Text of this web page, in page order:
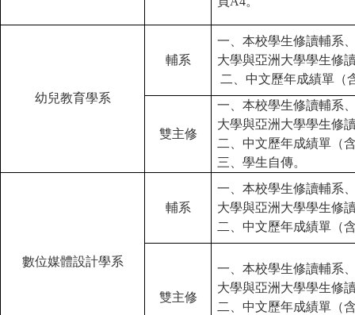
幼兒教育學系
輔系
一、本校學生修讀輔系
大學與亞洲大學學生修
二、中文歷年成績單（
雙主修
一、本校學生修讀輔系
大學與亞洲大學學生修
二、中文歷年成績單（
三、學生自傳。
數位媒體設計學系
輔系
一、本校學生修讀輔系
大學與亞洲大學學生修
二、中文歷年成績單（
雙主修
一、本校學生修讀輔系
大學與亞洲大學學生修
二、中文歷年成績單（